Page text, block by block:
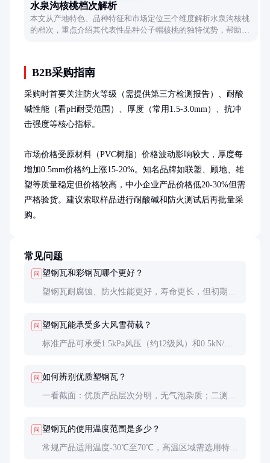
水泉沟核桃档次解析
本文从产地特色、品种特征和市场定位三个维度解析水泉沟核桃
的档次，重点介绍其代表性品种公子帽核桃的独特优势，帮助读
B2B采购指南
采购时首要关注防火等级（需提供第三方检测报告）、耐酸
碱性能（看pH耐受范围）、厚度（常用1.5-3.0mm）、抗冲
击强度等核心指标。
市场价格受原材料（PVC树脂）价格波动影响较大，厚度每
增加0.5mm价格约上涨15-20%。知名品牌如联塑、顾地、雄
塑等质量稳定但价格较高，中小企业产品价格低20-30%但需
严格验货。建议索取样品进行耐酸碱和防火测试后再批量采
购。
常见问题
问 塑钢瓦和彩钢瓦哪个更好？
塑钢瓦耐腐蚀、防火性能更好，寿命更长，但初期成
问 塑钢瓦能承受多大风雪荷载？
标准产品可承受1.5kPa风压（约12级风）和0.5kN/㎡
问 如何辨别优质塑钢瓦？
一看截面：优质产品层次分明，无气泡杂质；二测性
匀适中。
问 塑钢瓦的使用温度范围是多少？
常规产品适用温度-30℃至70℃，高温区域需选用特